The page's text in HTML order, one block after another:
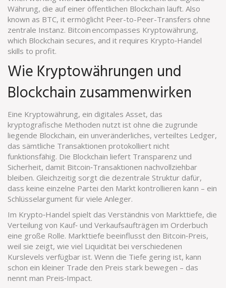
Währung, die auf einer öffentlichen Blockchain läuft. Also
known as BTC, it ermöglicht Peer-to-Peer-Transfers ohne
zentrale Instanz. Bitcoin encompasses Kryptowährung,
which Blockchain secures, and it requires Krypto‑Handel
skills to profit.
Wie Kryptowährungen und
Blockchain zusammenwirken
Eine Kryptowährung, ein digitales Asset, das
kryptografische Methoden nutzt ist ohne die zugrunde
liegende Blockchain, ein unveränderliches, verteiltes Ledger,
das sämtliche Transaktionen protokolliert nicht
funktionsfähig. Die Blockchain liefert Transparenz und
Sicherheit, damit Bitcoin‑Transaktionen nachvollziehbar
bleiben. Gleichzeitig sorgt die dezentrale Struktur dafür,
dass keine einzelne Partei den Markt kontrollieren kann – ein
Schlüsselargument für viele Anleger.
Im Krypto‑Handel spielt das Verständnis von Markttiefe, die
Verteilung von Kauf‑ und Verkaufsaufträgen im Orderbuch
eine große Rolle. Markttiefe beeinflusst den Bitcoin‑Preis,
weil sie zeigt, wie viel Liquidität bei verschiedenen
Kurslevels verfügbar ist. Wenn die Tiefe gering ist, kann
schon ein kleiner Trade den Preis stark bewegen – das
nennt man Preis‑Impact.